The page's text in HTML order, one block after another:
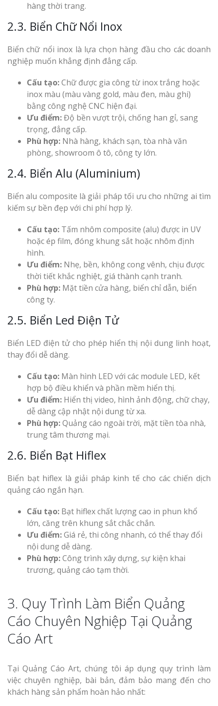
hàng thời trang.
2.3. Biển Chữ Nổi Inox
Biển chữ nổi inox là lựa chọn hàng đầu cho các doanh
nghiệp muốn khẳng định đẳng cấp.
Cấu tạo:Chữ được gia công từ inox trắng hoặc
inox màu (màu vàng gold, màu đen, màu ghi)
bằng công nghệ CNC hiện đại.
Ưu điểm:Độ bền vượt trội, chống han gỉ, sang
trọng, đẳng cấp.
Phù hợp: Nhà hàng, khách sạn, tòa nhà văn
phòng, showroom ô tô, công ty lớn.
2.4. Biển Alu (Aluminium)
Biển alu composite là giải pháp tối ưu cho những ai tìm
kiếm sự bền đẹp với chi phí hợp lý.
Cấu tạo: Tấm nhôm composite (alu) được in UV
hoặc ép film, đóng khung sắt hoặc nhôm định
hình.
Ưu điểm: Nhẹ, bền, không cong vênh, chịu được
thời tiết khắc nghiệt, giá thành cạnh tranh.
Phù hợp: Mặt tiền cửa hàng, biển chỉ dẫn, biển
công ty.
2.5. Biển Led Điện Tử
Biển LED điện tử cho phép hiển thị nội dung linh hoạt,
thay đổi dễ dàng.
Cấu tạo: Màn hình LED với các module LED, kết
hợp bộ điều khiển và phần mềm hiển thị.
Ưu điểm: Hiển thị video, hình ảnh động, chữ chạy,
dễ dàng cập nhật nội dung từ xa.
Phù hợp:Quảng cáo ngoài trời, mặt tiền tòa nhà,
trung tâm thương mại.
2.6. Biển Bạt Hiflex
Biển bạt hiflex là giải pháp kinh tế cho các chiến dịch
quảng cáo ngắn hạn.
Cấu tạo: Bạt hiflex chất lượng cao in phun khổ
lớn, căng trên khung sắt chắc chắn.
Ưu điểm:Giá rẻ, thi công nhanh, có thể thay đổi
nội dung dễ dàng.
Phù hợp:Công trình xây dựng, sự kiện khai
trương, quảng cáo tạm thời.
3. Quy Trình Làm Biển Quảng
Cáo Chuyên Nghiệp Tại Quảng
Cáo Art
Tại Quảng Cáo Art, chúng tôi áp dụng quy trình làm
việc chuyên nghiệp, bài bản, đảm bảo mang đến cho
khách hàng sản phẩm hoàn hảo nhất: